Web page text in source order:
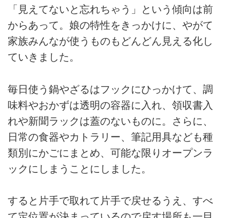
「見えてないと忘れちゃう」という傾向は前
からあって。娘の特性をきっかけに、やがて
家族みんなが使うものもどんどん見える化し
ていきました。
毎日使う鍋やざるはフックにひっかけて、調
味料やおかずは透明の容器に入れ、領収書入
れや新聞ラックは蓋のないものに。さらに、
日常の食器やカトラリー、筆記用具なども種
類別にかごにまとめ、可能な限りオープンラ
ックにしまうことにしました。
すると片手で取れて片手で戻せるうえ、すべ